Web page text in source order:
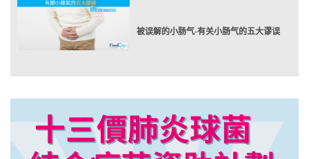
被误解的小肠气-有关小肠气的五大谬误